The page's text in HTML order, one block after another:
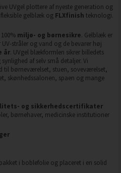
UVgel plottere af nyeste generation og
gelblæk og FLXfinish teknologi.
miljø- og børnesikre. Gelblæk er
stråler og vand og de bevarer høj
år. UVgel blækformlen sikrer billedets
af selv små detaljer. Vi
til børneværelset, stuen, soveværelset,
skønhedssalonen, spaen og mange
og sikkerhedscertifikater
børnehaver, medicinske institutioner
i boblefolie og placeret i en solid